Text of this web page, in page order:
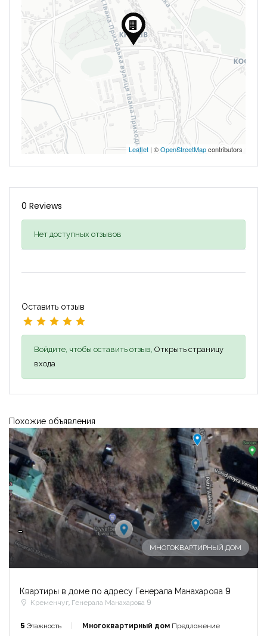
Leaflet | ©OpenStreetMapcontributors
0 Reviews
Нет доступных отзывов
Оставить отзыв
Войдите, чтобы оставить отзыв, Открыть страницу
входа
Похожие объявления
-
МНОГОКВАРТИРНЫЙ ДОМ
Квартиры в доме по адресу Генерала Манахарова 9
Кременчуг, Генерала Манахарова 9
5 Этажность Многоквартирный дом Предложение